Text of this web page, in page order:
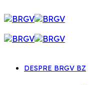
DESPRE BRGV BZ